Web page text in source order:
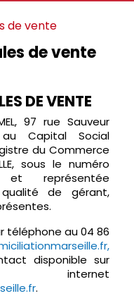
de vente
de vente
DE VENTE
97 rue Sauveur
au Capital Social
du Commerce
sous le numéro
représentée
qualité de gérant,
téléphone au 04 86
disponible sur
.